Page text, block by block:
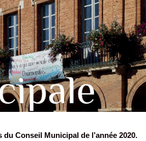
Conseil Municipal de l’année 2020.